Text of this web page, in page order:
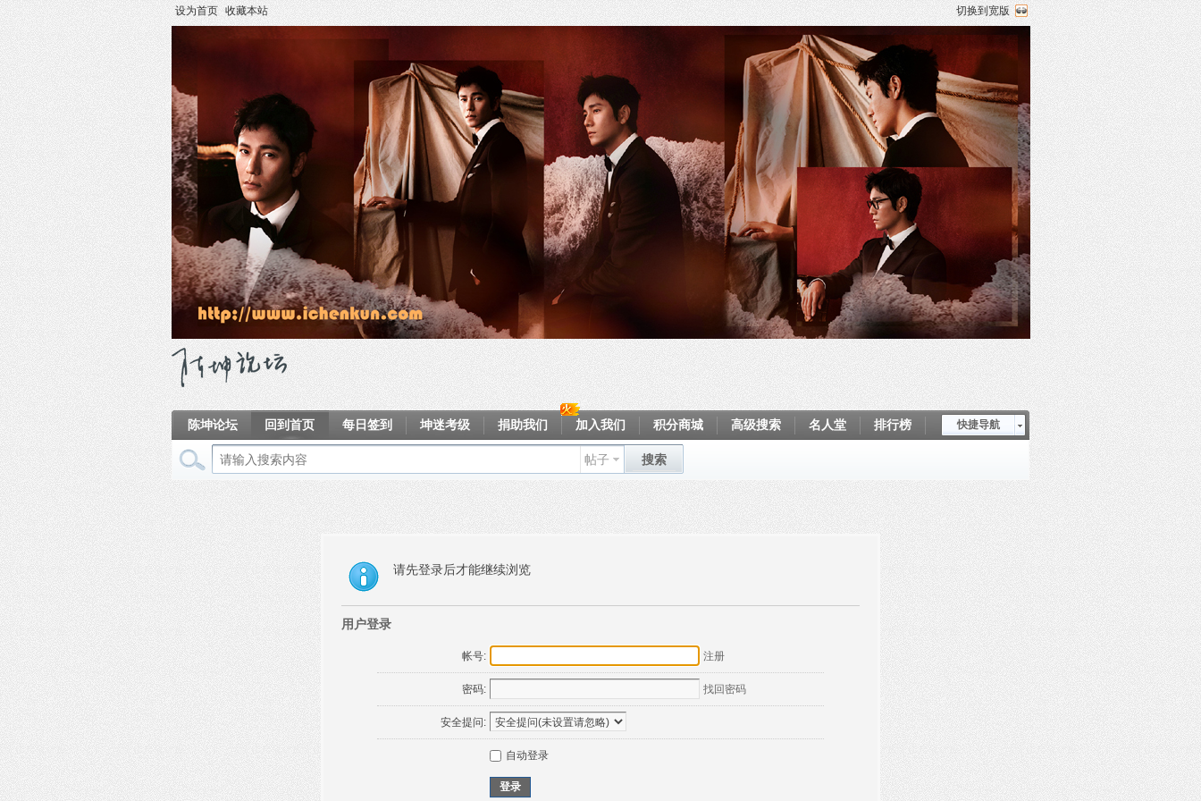
设为首页 收藏本站 切换到宽版
快捷导航
陈坤论坛 回到首页 每日签到 坤迷考级 捐助我们 加入我们 积分商城 高级搜索 名人堂
排行榜
帖子 搜索
请先登录后才能继续浏览
用户登录
帐号: 注册
密码: 找回密码
安全提问:
自动登录
登录